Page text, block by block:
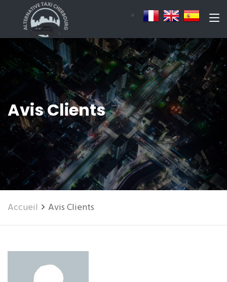
Avis Clients
Accueil Avis Clients